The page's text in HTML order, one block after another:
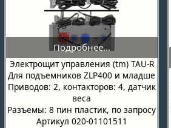
Электрощит управления (tm) TAU-R
Для подъемников ZLP400 и младше
Приводов: 2, контакторов: 4, датчик
веса
Разъемы: 8 пин пластик, по запросу
Артикул 020-01101511